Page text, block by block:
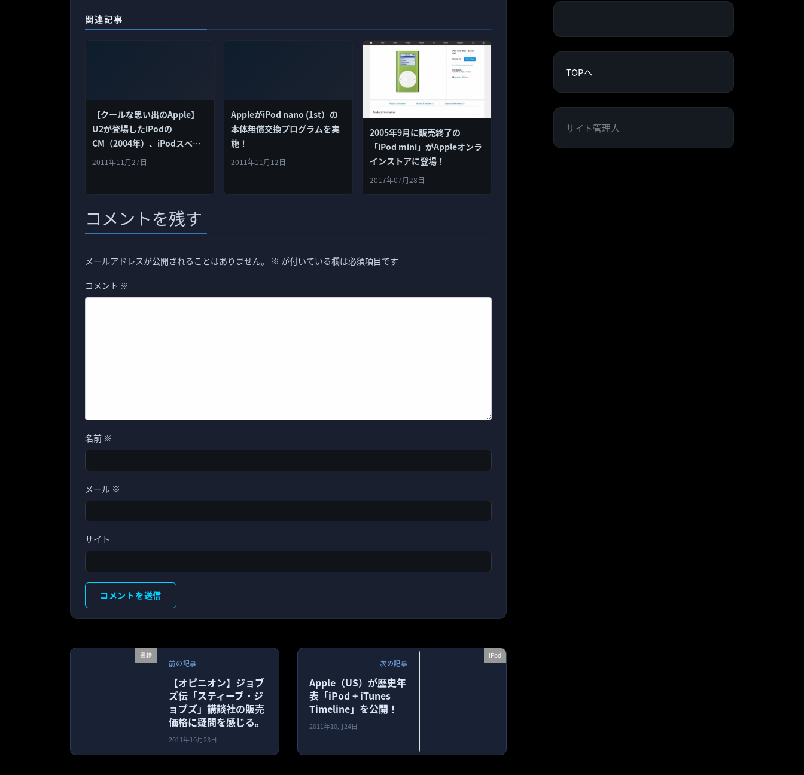
関連記事
【クールな思い出のApple】
U2が登場したiPodの
CM（2004年）、iPodスペシ
ャルエディションは今見ても
2011年11月27日
AppleがiPod nano (1st）の
本体無償交換プログラムを実
施！
2011年11月12日
2005年9月に販売終了の
「iPod mini」がAppleオンラ
インストアに登場！
2017年07月28日
コメントを残す
メールアドレスが公開されることはありません。 ※ が付いている欄は必須項目です
コメント ※
名前 ※
メール ※
サイト
書籍
前の記事
【オピニオン】ジョブ
ズ伝「スティーブ・ジ
ョブズ」講談社の販売
価格に疑問を感じる。
2011年10月23日
iPod
次の記事
Apple（US）が歴史年
表「iPod + iTunes
Timeline」を公開！
2011年10月24日
TOPへ
サイト管理人